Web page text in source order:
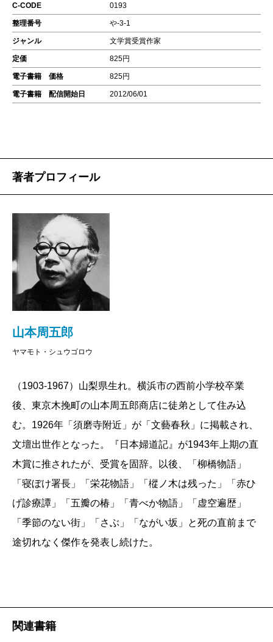
C-CODE 0193
整理番号 や-3-1
ジャンル 文学賞受賞作家
定価 825円
電子書籍 価格 825円
電子書籍 配信開始日 2012/06/01
著者プロフィール
山本周五郎
ヤマモト・シュウゴロウ
（1903-1967）山梨県生れ。横浜市の西前小学校卒業
後、東京木挽町の山本周五郎商店に徒弟として住み込
む。1926年「須磨寺附近」が「文藝春秋」に掲載され、
文壇出世作となった。『日本婦道記』が1943年上期の直
木賞に推されたが、受賞を固辞。以後、「柳橋物語」
「寝ぼけ署長」「栄花物語」「樅ノ木は残った」「赤ひ
げ診療譚」「五瓣の椿」「青べか物語」「虚空遍歴」
「季節のない街」「さぶ」「ながい坂」と死の直前まで
途切れなく傑作を発表し続けた。
関連書籍